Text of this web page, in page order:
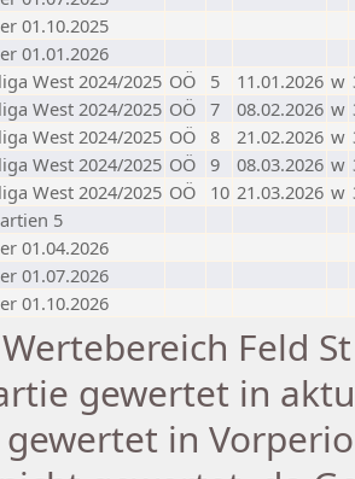
01.10.2025
01.01.2026
West 2024/2025 OÖ 5 11.01.2026 w
West 2024/2025 OÖ 7 08.02.2026 w
West 2024/2025 OÖ 8 21.02.2026 w
West 2024/2025 OÖ 9 08.03.2026 w
West 2024/2025 OÖ 10 21.03.2026 w
5
01.04.2026
01.07.2026
01.10.2026
Wertebereich Feld
gewertet in
gewertet in